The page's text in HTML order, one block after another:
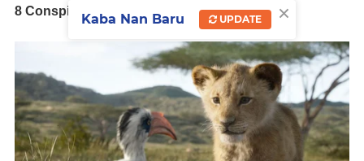
×
Kaba Nan Baru UPDATE